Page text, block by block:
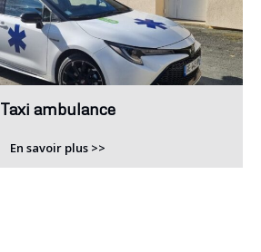
Taxi ambulance
En savoir plus >>